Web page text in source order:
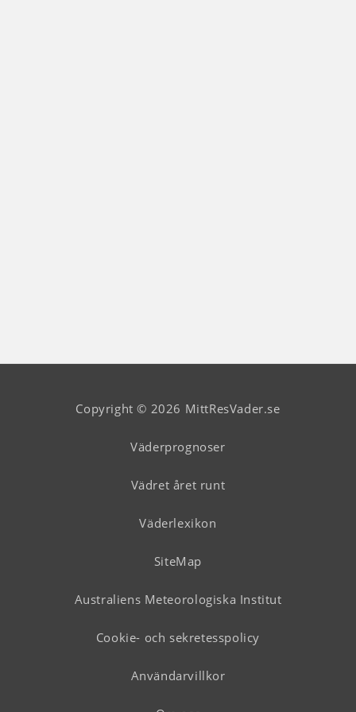
Copyright © 2026 MittResVader.se
Väderprognoser
Vädret året runt
Väderlexikon
SiteMap
Australiens Meteorologiska Institut
Cookie- och sekretesspolicy
Användarvillkor